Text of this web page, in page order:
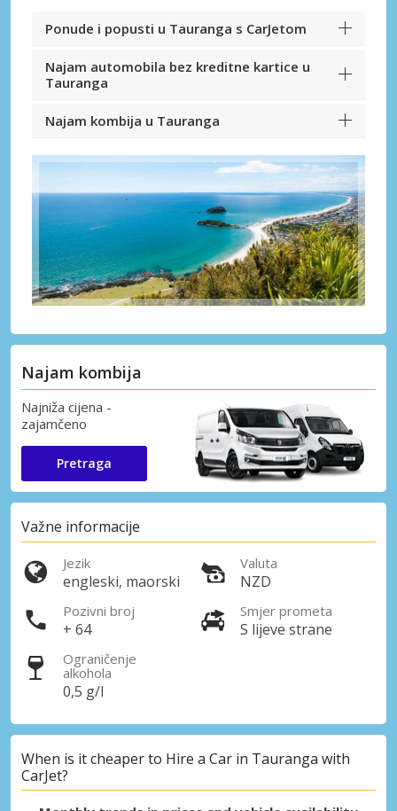
Ponude i popusti u Tauranga s CarJetom
Najam automobila bez kreditne kartice u
Tauranga
Najam kombija u Tauranga
Najam kombija
Najniža cijena -
zajamčeno
Pretraga
Važne informacije
Jezik
engleski, maorski
Valuta
NZD
Pozivni broj
+ 64
Smjer prometa
S lijeve strane
Ograničenje
alkohola
0,5 g/l
When is it cheaper to Hire a Car in Tauranga with
CarJet?